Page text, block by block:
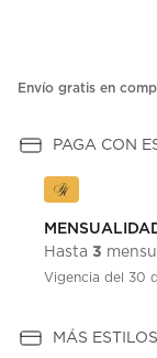
Envío gratis en
PAGA CON
Hasta 3
Vigencia del 30
MÁS